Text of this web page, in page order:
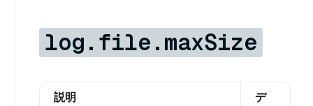
log.file.maxSize
説明
デ